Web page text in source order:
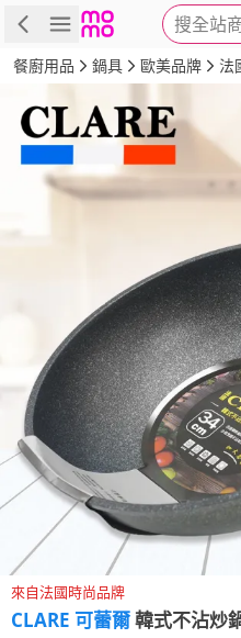
搜全站
商品 評價
餐廚用品 鍋具 歐美品牌 法
來自法國時尚品牌
CLARE 可蕾爾韓式不沾炒